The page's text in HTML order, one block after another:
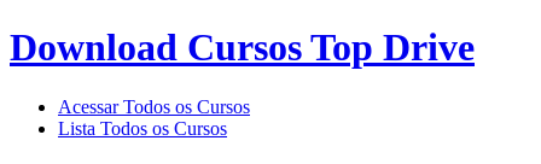
Download Cursos Top Drive
Acessar Todos os Cursos
Lista Todos os Cursos